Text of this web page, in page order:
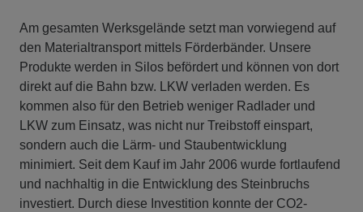
Am gesamten Werksgelände setzt man vorwiegend auf
den Materialtransport mittels Förderbänder. Unsere
Produkte werden in Silos befördert und können von dort
direkt auf die Bahn bzw. LKW verladen werden. Es
kommen also für den Betrieb weniger Radlader und
LKW zum Einsatz, was nicht nur Treibstoff einspart,
sondern auch die Lärm- und Staubentwicklung
minimiert. Seit dem Kauf im Jahr 2006 wurde fortlaufend
und nachhaltig in die Entwicklung des Steinbruchs
investiert. Durch diese Investition konnte der CO2-